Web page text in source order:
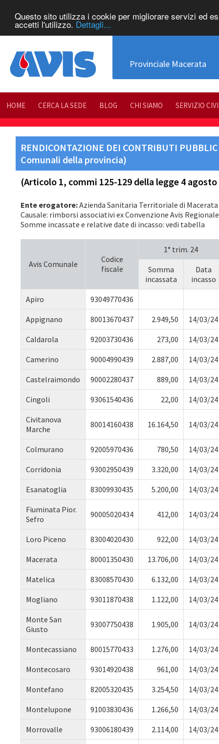
Questo sito utilizza i cookie per migliorare servizi ed
accetti l'utilizzo. Dettagli...
Provinciale Macerata
HOME CERCA LA SEDE BLOG CHI SIAMO SERVIZIO
RENDICONTAZIONE DEI CONTRIBUTI
Comunali della provincia)
(Articolo 1, commi 125-129 della legge 4 agosto
Ente erogatore:Azienda Sanitaria Territoriale di Macerata
Causale: rimborsi associativi ex Convenzione Avis
Somme incassate e relative date di incasso: vedi tabella
Avis Comunale
Codice
fiscale
1° trim. 24
Somma
incassata
Data
incasso
Apiro 93049770436
Appignano 80013670437 2.949,50 14/03/24
Caldarola 92003730436 273,00 14/03/24
Camerino 90004990439 2.887,00 14/03/24
Castelraimondo 90002280437 889,00 14/03/24
Cingoli 93061540436 22,00 14/03/24
Civitanova
Marche
80014160438 16.164,50 14/03/24
Colmurano 92005970436 780,50 14/03/24
Corridonia 93002950439 3.320,00 14/03/24
Esanatoglia 83009930435 5.200,00 14/03/24
Fiuminata Pior.
Sefro
90005020434 412,00 14/03/24
Loro Piceno 83004020430 922,00 14/03/24
Macerata 80001350430 13.706,00 14/03/24
Matelica 83008570430 6.132,00 14/03/24
Mogliano 93011870438 1.122,00 14/03/24
Monte San
Giusto
93007750438 1.905,00 14/03/24
Montecassiano 80015770433 1.276,00 14/03/24
Montecosaro 93014920438 961,00 14/03/24
Montefano 82005320435 3.254,50 14/03/24
Montelupone 91003830436 1.266,50 14/03/24
Morrovalle 93006180439 2.114,00 14/03/24